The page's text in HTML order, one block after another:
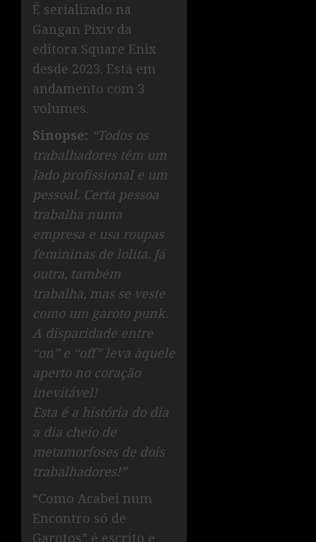
É serializado na
Gangan Pixiv da
editora Square Enix
desde 2023. Está em
andamento com 3
volumes.
Sinopse: “Todos os
trabalhadores têm um
lado profissional e um
pessoal. Certa pessoa
trabalha numa
empresa e usa roupas
femininas de lolita. Já
outra, também
trabalha, mas se veste
como um garoto punk.
A disparidade entre
“on” e “off” leva àquele
aperto no coração
inevitável!
Esta é a história do dia
a dia cheio de
metamorfoses de dois
trabalhadores!”
“Como Acabei num
Encontro só de
Garotos” é escrito e